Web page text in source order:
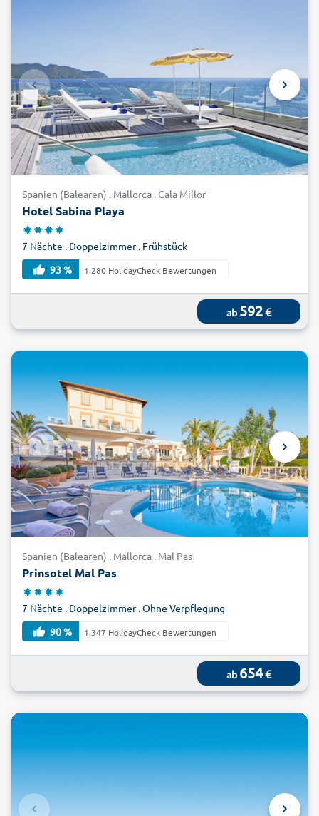
Spanien (Balearen) . Mallorca . Cala Millor
Hotel Sabina Playa
7 Nächte . Doppelzimmer . Frühstück
93 %
1.280 HolidayCheck Bewertungen
ab 592€
Spanien (Balearen) . Mallorca . Mal Pas
Prinsotel Mal Pas
7 Nächte . Doppelzimmer . Ohne Verpflegung
90 %
1.347 HolidayCheck Bewertungen
ab 654€